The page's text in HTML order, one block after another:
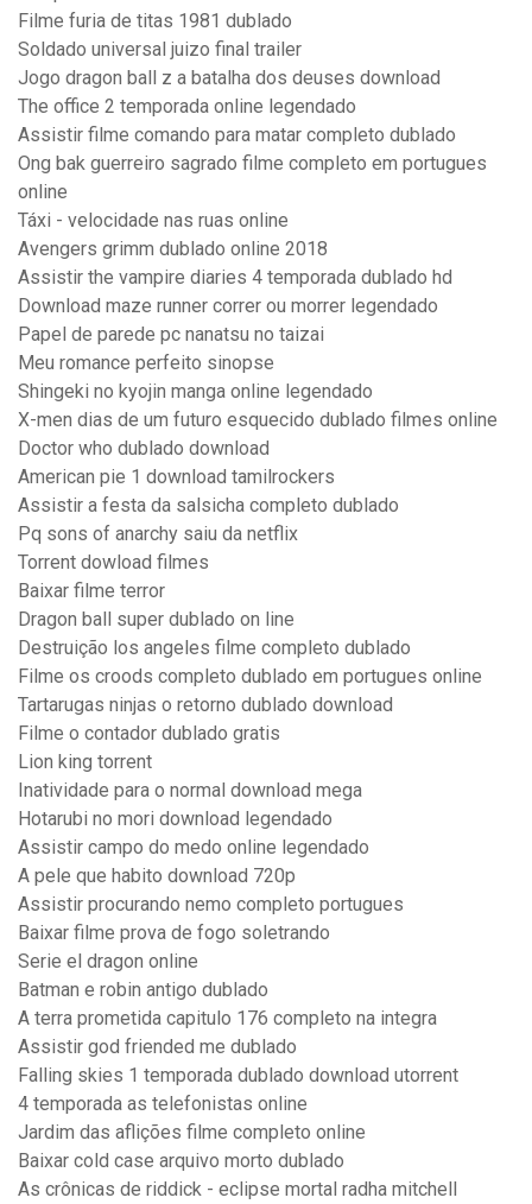
Filme furia de titas 1981 dublado
Soldado universal juizo final trailer
Jogo dragon ball z a batalha dos deuses download
The office 2 temporada online legendado
Assistir filme comando para matar completo dublado
Ong bak guerreiro sagrado filme completo em portugues
online
Táxi - velocidade nas ruas online
Avengers grimm dublado online 2018
Assistir the vampire diaries 4 temporada dublado hd
Download maze runner correr ou morrer legendado
Papel de parede pc nanatsu no taizai
Meu romance perfeito sinopse
Shingeki no kyojin manga online legendado
X-men dias de um futuro esquecido dublado filmes online
Doctor who dublado download
American pie 1 download tamilrockers
Assistir a festa da salsicha completo dublado
Pq sons of anarchy saiu da netflix
Torrent dowload filmes
Baixar filme terror
Dragon ball super dublado on line
Destruição los angeles filme completo dublado
Filme os croods completo dublado em portugues online
Tartarugas ninjas o retorno dublado download
Filme o contador dublado gratis
Lion king torrent
Inatividade para o normal download mega
Hotarubi no mori download legendado
Assistir campo do medo online legendado
A pele que habito download 720p
Assistir procurando nemo completo portugues
Baixar filme prova de fogo soletrando
Serie el dragon online
Batman e robin antigo dublado
A terra prometida capitulo 176 completo na integra
Assistir god friended me dublado
Falling skies 1 temporada dublado download utorrent
4 temporada as telefonistas online
Jardim das aflições filme completo online
Baixar cold case arquivo morto dublado
As crônicas de riddick - eclipse mortal radha mitchell